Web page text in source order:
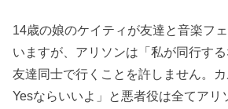
14歳の娘のケイティが友達と音楽フ
いますが、アリソンは「私が同行す
友達同士で行くことを許しません。
Yesならいいよ」と悪者役は全てアリ